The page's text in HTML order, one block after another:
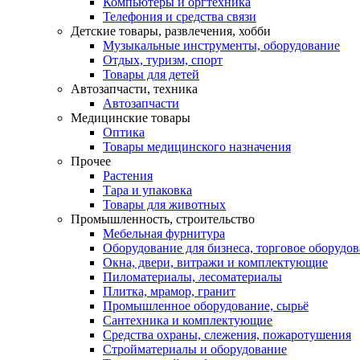
Телефония и средства связи
Детские товары, развлечения, хобби
Музыкальные инструменты, оборудование
Отдых, туризм, спорт
Товары для детей
Автозапчасти, техника
Автозапчасти
Медицинские товары
Оптика
Товары медицинского назначения
Прочее
Растения
Тара и упаковка
Товары для животных
Промышленность, строительство
Мебельная фурнитура
Оборудование для бизнеса, торговое
Окна, двери, витражи и комплектующие
Пиломатериалы, лесоматериалы
Плитка, мрамор, гранит
Промышленное оборудование, сырьё
Сантехника и комплектующие
Средства охраны, слежения, пожаротушения
Стройматериалы и оборудование